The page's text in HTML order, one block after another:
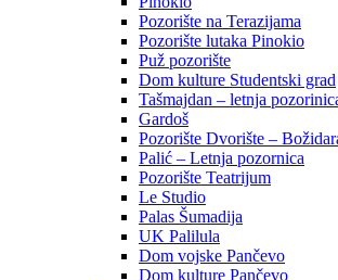
Pozorište na Terazijama
Pozorište lutaka Pinokio
Puž pozorište
Dom kulture Studentski grad
Tašmajdan – letnja
Gardoš
Pozorište Dvorište –
Palić – Letnja pozornica
Pozorište Teatrijum
Le Studio
Palas Šumadija
UK Palilula
Dom vojske Pančevo
Dom kulture Pančevo